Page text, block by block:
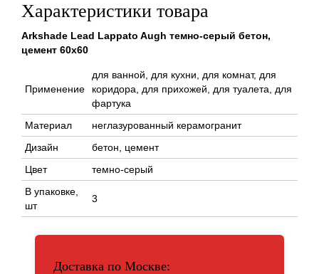
Характеристики товара
Arkshade Lead Lappato Augh темно-серый бетон,
цемент 60x60
Применение
для ванной, для кухни, для комнат, для
коридора, для прихожей, для туалета, для
фартука
Материал
неглазурованный керамогранит
Дизайн
бетон, цемент
Цвет
темно-серый
В упаковке,
шт
3
Доставка по Москве: